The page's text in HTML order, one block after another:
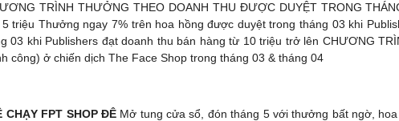
TRÌNH THƯỞNG THEO DOANH THU ĐƯỢC DUYỆT TRONG
triệu Thưởng ngay 7% trên hoa hồng được duyệt trong tháng 03 khi
03 khi Publishers đạt doanh thu bán hàng từ 10 triệu trở lên CHƯƠNG
công) ở chiến dịch The Face Shop trong tháng 03 & tháng 04
CHẠY FPT SHOP ĐÊMở tung cửa sổ, đón tháng 5 với thưởng bất ngờ,